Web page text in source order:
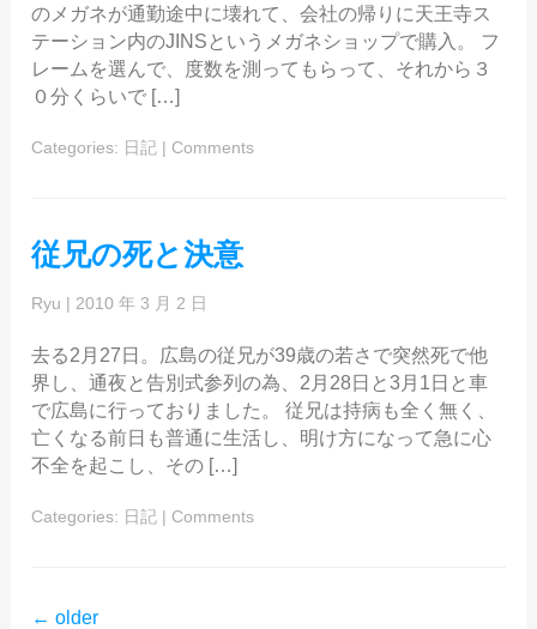
のメガネが通勤途中に壊れて、会社の帰りに天王寺ス
テーション内のJINSというメガネショップで購入。 フ
レームを選んで、度数を測ってもらって、それから３
０分くらいで […]
Categories: 日記 | Comments
従兄の死と決意
Ryu | 2010 年 3 月 2 日
去る2月27日。広島の従兄が39歳の若さで突然死で他
界し、通夜と告別式参列の為、2月28日と3月1日と車
で広島に行っておりました。 従兄は持病も全く無く、
亡くなる前日も普通に生活し、明け方になって急に心
不全を起こし、その […]
Categories: 日記 | Comments
← older